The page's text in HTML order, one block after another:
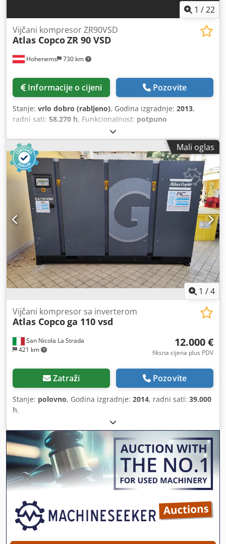
1 /22
Hohenems 730 km
Vijčani kompresor ZR90VSD
Atlas CopcoZR 90 VSD
Informacije o cijeni Pozovite
Stanje: vrlo dobro (rabljeno), Godina izgradnje: 2013,
radni sati: 58.270 h, Funkcionalnost: potpuno
Mali oglas
1 /4
San Nicola La Strada
421 km
Vijčani kompresor sa inverterom
Atlas Copcoga 110 vsd
12.000 €
fiksna cijena plus PDV
Zatraži Pozovite
Stanje: polovno, Godina izgradnje: 2014, radni sati: 39.000
h,